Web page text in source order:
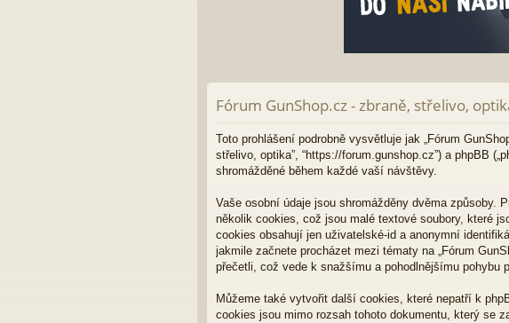
Fórum GunShop.cz - zbraně, střelivo,
Toto prohlášení podrobně vysvětluje jak „Fórum
střelivo, optika”, “https://forum.gunshop.cz”) a phpBB
shromážděné během každé vaší návštěvy.
Vaše osobní údaje jsou shromážděny dvěma způsoby.
několik cookies, což jsou malé textové soubory, které
cookies obsahují jen uživatelské-id a anonymní
jakmile začnete procházet mezi tématy na „Fórum
přečetli, což vede k snažšímu a pohodlnějšímu pohybu
Můžeme také vytvořit další cookies, které nepatří k
cookies jsou mimo rozsah tohoto dokumentu, který se